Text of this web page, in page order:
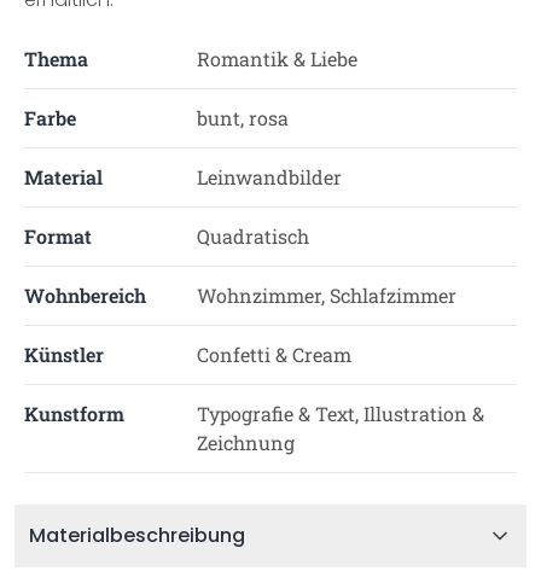
Thema Romantik & Liebe
Farbe bunt, rosa
Material Leinwandbilder
Format Quadratisch
Wohnbereich Wohnzimmer, Schlafzimmer
Künstler Confetti & Cream
Kunstform
Typografie & Text, Illustration &
Zeichnung
Materialbeschreibung